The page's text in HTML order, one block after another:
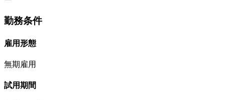
勤務条件
雇用形態
無期雇用
試用期間